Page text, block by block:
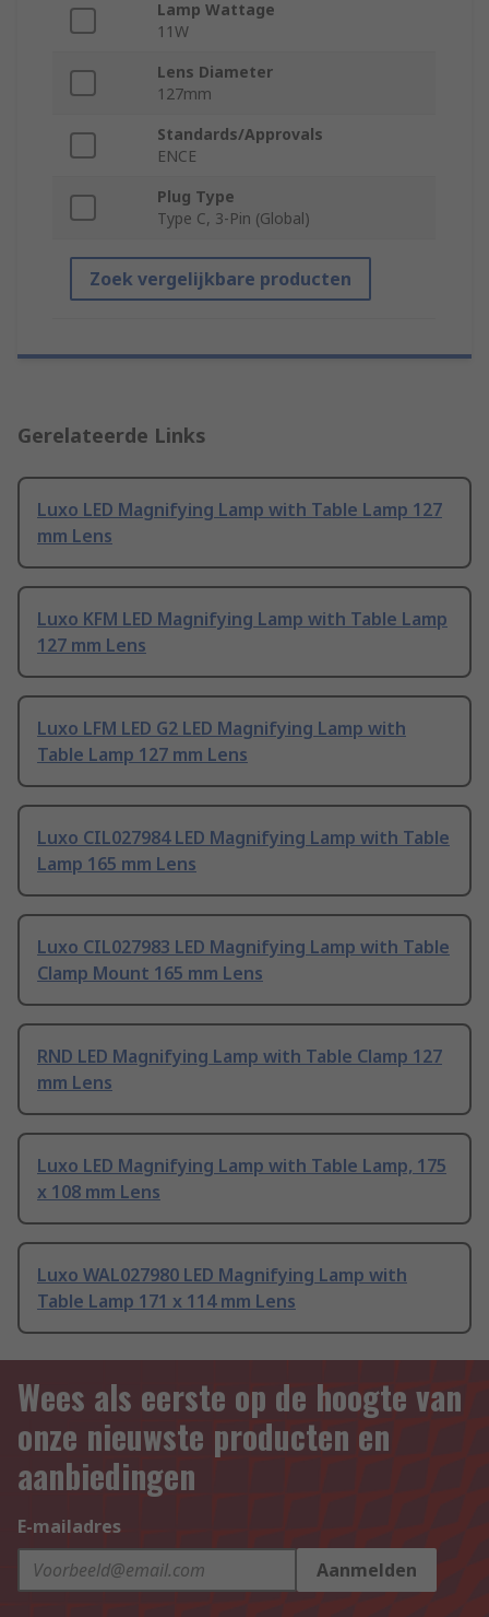
Lamp Wattage
11W
Lens Diameter
127mm
Standards/Approvals
ENCE
Plug Type
Type C, 3-Pin (Global)
Zoek vergelijkbare producten
Gerelateerde Links
Luxo LED Magnifying Lamp with Table Lamp 127
mm Lens
Luxo KFM LED Magnifying Lamp with Table Lamp
127 mm Lens
Luxo LFM LED G2 LED Magnifying Lamp with
Table Lamp 127 mm Lens
Luxo CIL027984 LED Magnifying Lamp with Table
Lamp 165 mm Lens
Luxo CIL027983 LED Magnifying Lamp with Table
Clamp Mount 165 mm Lens
RND LED Magnifying Lamp with Table Clamp 127
mm Lens
Luxo LED Magnifying Lamp with Table Lamp, 175
x 108 mm Lens
Luxo WAL027980 LED Magnifying Lamp with
Table Lamp 171 x 114 mm Lens
Wees als eerste op de hoogte van
onze nieuwste producten en
aanbiedingen
E-mailadres
Aanmelden